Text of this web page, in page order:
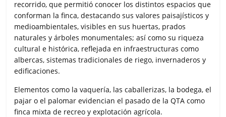
recorrido, que permitió conocer los distintos espacios que
conforman la finca, destacando sus valores paisajísticos y
medioambientales, visibles en sus huertas, prados
naturales y árboles monumentales; así como su riqueza
cultural e histórica, reflejada en infraestructuras como
albercas, sistemas tradicionales de riego, invernaderos y
edificaciones.
Elementos como la vaquería, las caballerizas, la bodega, el
pajar o el palomar evidencian el pasado de la QTA como
finca mixta de recreo y explotación agrícola.